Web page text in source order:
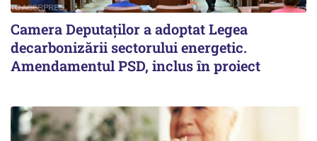
Camera Deputaților a adoptat Legea
decarbonizării sectorului energetic.
Amendamentul PSD, inclus în proiect